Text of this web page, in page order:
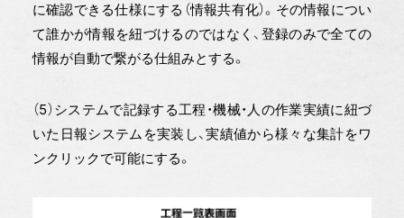
に確認できる仕様にする（情報共有化）。その情報につい
て誰かが情報を紐づけるのではなく、登録のみで全ての
情報が自動で繋がる仕組みとする。
（5）システムで記録する工程・機械・人の作業実績に紐づ
いた日報システムを実装し、実績値から様々な集計をワ
ンクリックで可能にする。